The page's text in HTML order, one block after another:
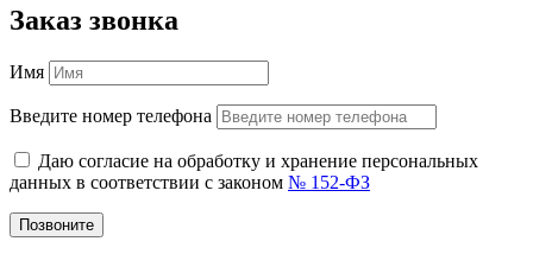
Заказ звонка
Имя
Введите номер телефона
Даю согласие на обработку и хранение персональных
данных в соответствии с законом № 152-ФЗ
Позвоните